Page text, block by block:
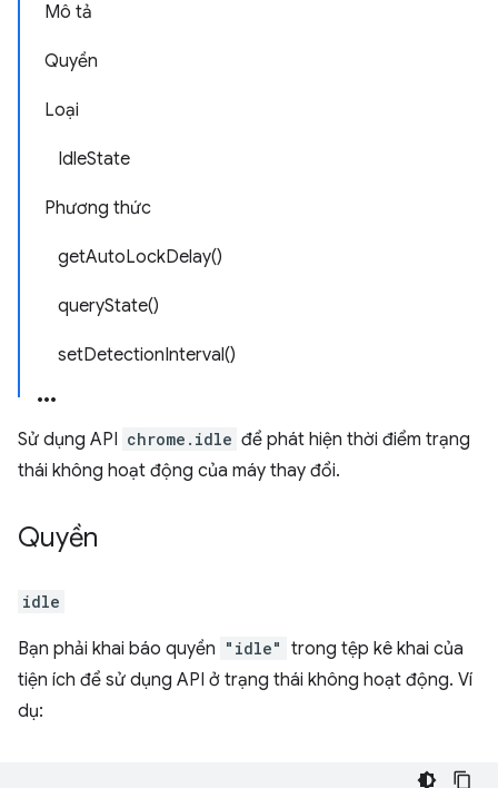
Mô tả
Quyền
Loại
IdleState
Phương thức
getAutoLockDelay()
queryState()
setDetectionInterval()
Sử dụng API chrome.idle để phát hiện thời điểm trạng
thái không hoạt động của máy thay đổi.
Quyền
idle
Bạn phải khai báo quyền "idle" trong tệp kê khai của
tiện ích để sử dụng API ở trạng thái không hoạt động. Ví
dụ: